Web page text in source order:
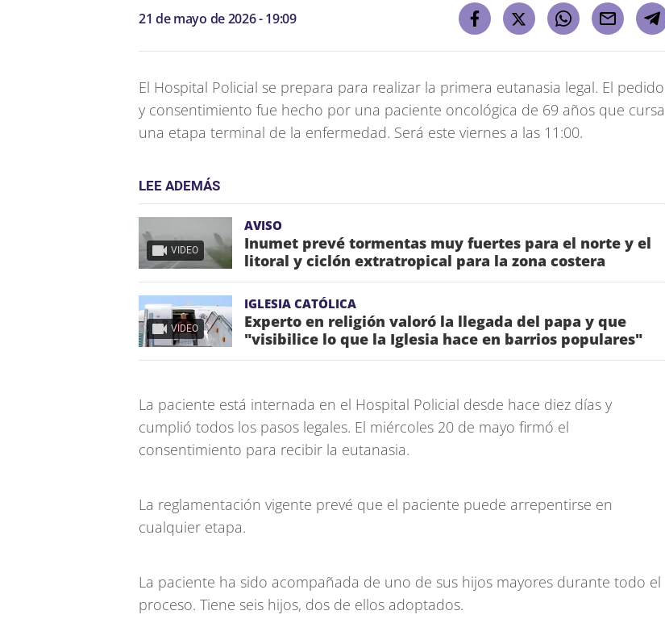
21 de mayo de 2026 - 19:09
El Hospital Policial se prepara para realizar la primera eutanasia legal. El pedido
y consentimiento fue hecho por una paciente oncológica de 69 años que cursa
una etapa terminal de la enfermedad. Será este viernes a las 11:00.
LEE ADEMÁS
VIDEO
AVISO
Inumet prevé tormentas muy fuertes para el norte y el
litoral y ciclón extratropical para la zona costera
VIDEO
IGLESIA CATÓLICA
Experto en religión valoró la llegada del papa y que
"visibilice lo que la Iglesia hace en barrios populares"
La paciente está internada en el Hospital Policial desde hace diez días y
cumplió todos los pasos legales. El miércoles 20 de mayo firmó el
consentimiento para recibir la eutanasia.
La reglamentación vigente prevé que el paciente puede arrepentirse en
cualquier etapa.
La paciente ha sido acompañada de uno de sus hijos mayores durante todo el
proceso. Tiene seis hijos, dos de ellos adoptados.